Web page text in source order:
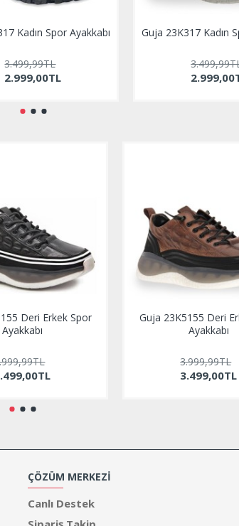
Kadın Spor Ayakkabı
2.999,00TL
3.499,99TL
Guja 23K317 Kadın
Deri Erkek Spor
Ayakkabı
Guja 23K5155 Deri
Ayakkabı
3.499,00TL
3.999,99TL
ÇÖZÜM MERKEZI
Canlı Destek